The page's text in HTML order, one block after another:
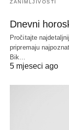
ZANIMLJIVOSTI
Dnevni
Pročitajte
pripremaju
Bik…
5 mjeseci ago